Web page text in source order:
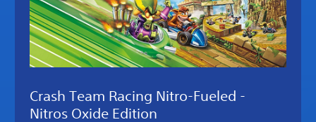
Crash Team Racing Nitro-Fueled -
Nitros Oxide Edition